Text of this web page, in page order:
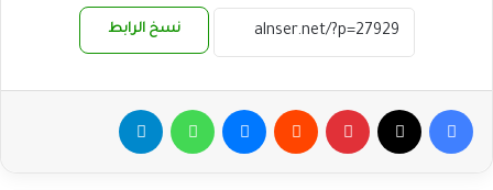
نسخ الرابط
فيسبوك بينتيريست ماسنجر واتساب